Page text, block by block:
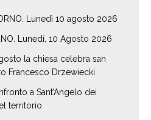
Lunedì 10 agosto 2026
Lunedí, 10 Agosto 2026
la chiesa celebra san
Francesco Drzewiecki
a Sant’Angelo dei
territorio